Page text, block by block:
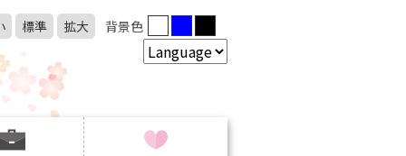
標準 拡大 背景色